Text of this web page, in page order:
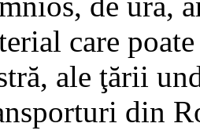
care
ale ţării
din